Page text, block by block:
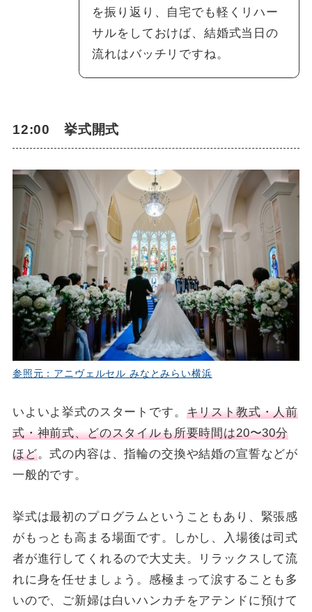
を振り返り、自宅でも軽くリハー
サルをしておけば、結婚式当日の
流れはバッチリですね。
12:00 挙式開式
参照元：アニヴェルセル みなとみらい横浜
いよいよ挙式のスタートです。 キリスト教式・人前
式・神前式、どのスタイルも所要時間は20〜30分
ほど。式の内容は、指輪の交換や結婚の宣誓などが
一般的です。
挙式は最初のプログラムということもあり、緊張感
がもっとも高まる場面です。しかし、入場後は司式
者が進行してくれるので大丈夫。リラックスして流
れに身を任せましょう。感極まって涙することも多
いので、ご新婦は白いハンカチをアテンドに預けて